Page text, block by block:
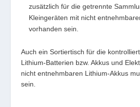
zusätzlich für die getrennte
Kleingeräten mit nicht
vorhanden sein.
Auch ein Sortiertisch für die
Lithium-Batterien bzw. Akkus und
nicht entnehmbaren Lithium-Akkus
sein.